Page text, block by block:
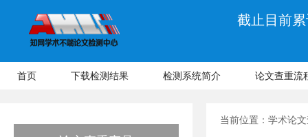
截止目前
首页 下载检测结果 检测系统简介 论文查重流
当前位置： 学术论